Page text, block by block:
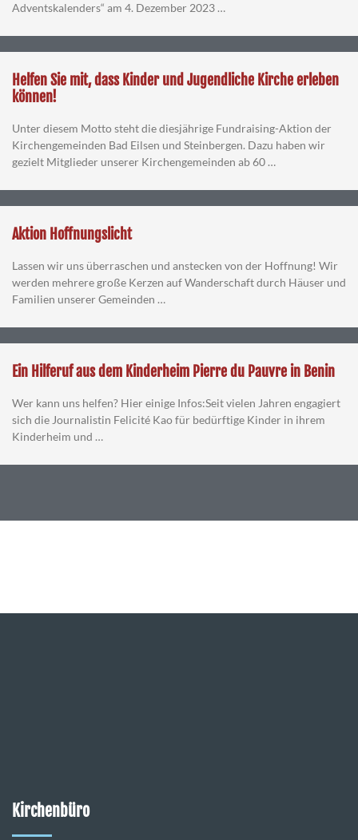
Adventskalenders“ am 4. Dezember 2023 …
Helfen Sie mit, dass Kinder und Jugendliche Kirche erleben
können!
Unter diesem Motto steht die diesjährige Fundraising-Aktion der
Kirchengemeinden Bad Eilsen und Steinbergen. Dazu haben wir
gezielt Mitglieder unserer Kirchengemeinden ab 60 …
Aktion Hoffnungslicht
Lassen wir uns überraschen und anstecken von der Hoffnung! Wir
werden mehrere große Kerzen auf Wanderschaft durch Häuser und
Familien unserer Gemeinden …
Ein Hilferuf aus dem Kinderheim Pierre du Pauvre in Benin
Wer kann uns helfen? Hier einige Infos:Seit vielen Jahren engagiert
sich die Journalistin Felicité Kao für bedürftige Kinder in ihrem
Kinderheim und …
Kirchenbüro